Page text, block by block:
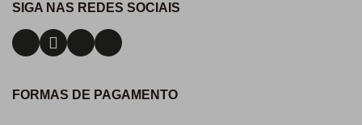
SIGA NAS REDES SOCIAIS
FORMAS DE PAGAMENTO